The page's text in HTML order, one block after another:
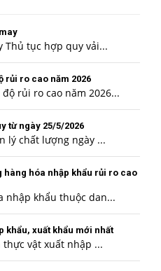
Thủ tục hợp quy vải...
rủi ro cao năm 2026
rủi ro cao năm 2026...
từ ngày 25/5/2026
lý chất lượng ngày ...
hàng hóa nhập khẩu rủi ro cao
nhập khẩu thuộc dan...
khẩu, xuất khẩu mới nhất
vật xuất nhập ...